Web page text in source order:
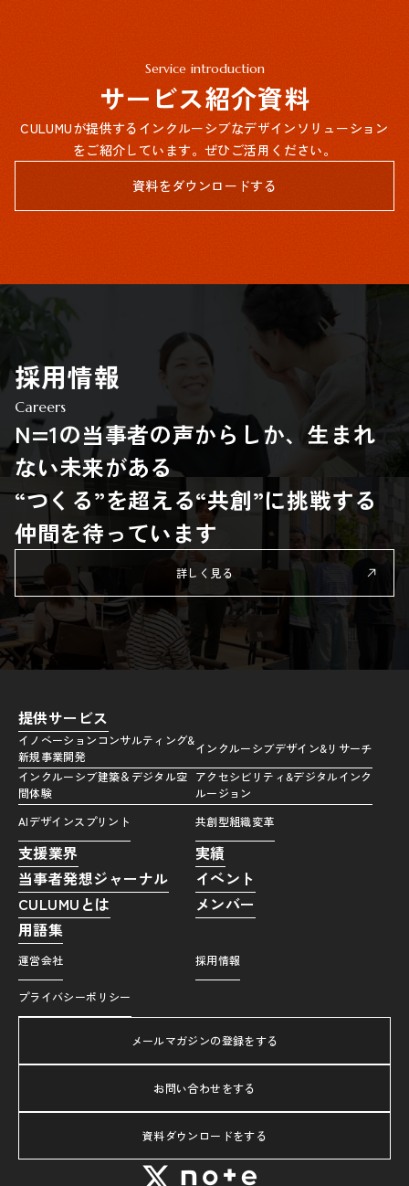
Service introduction
サービス紹介資料
CULUMUが提供するインクルーシブなデザインソリューション
をご紹介しています。ぜひご活用ください。
資料をダウンロードする
採用情報
Careers
N=1の当事者の声からしか、生まれ
ない未来がある
“つくる”を超える“共創”に挑戦する
仲間を待っています
詳しく見る
提供サービス
イノベーションコンサルティング&
新規事業開発
インクルーシブデザイン&リサーチ
インクルーシブ建築＆デジタル空
間体験
アクセシビリティ&デジタルインク
ルージョン
AIデザインスプリント
共創型組織変革
支援業界
実績
当事者発想ジャーナル
イベント
CULUMUとは
メンバー
用語集
運営会社 採用情報
プライバシーポリシー
メールマガジンの登録をする
お問い合わせをする
資料ダウンロードをする